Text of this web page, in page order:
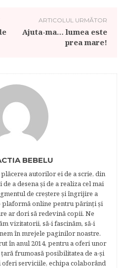
ARTICOLUL URMĂTOR
Ajuta-ma… lumea este
prea mare!
BEBELU
autorilor ei de a scrie, din
a desena şi de a realiza cel mai
de creştere şi îngrijire a
plaformă online pentru părinţi şi
ar dori să redevină copii. Ne
vizitatorii, să-i fascinăm, să-i
în mrejele paginilor noastre.​
în anul 2014, pentru a oferi unor
frumoasă posibilitatea de a-şi
oferi serviciile, echipa colaborând